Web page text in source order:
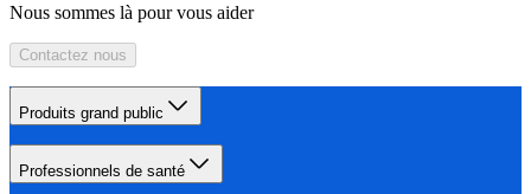
Nous sommes là pour vous aider
Contactez nous
Produits grand public
Professionnels de santé